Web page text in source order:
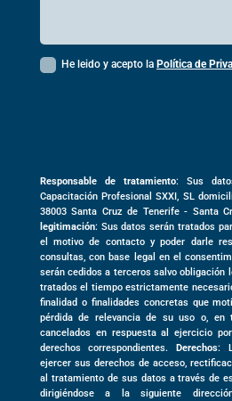
He leido y acepto laPolítica de
Responsable de tratamiento: Sus
Capacitación Profesional SXXI, SL
38003Santa Cruz de Tenerife - Santa
legitimación: Sus datos serán tratados
el motivo de contacto y poder darle
consultas, con base legal en el
serán cedidos a terceros salvo obligación
tratados el tiempo estrictamente
finalidad o finalidades concretas que
pérdida de relevancia de su uso o, en
cancelados en respuesta al ejercicio
derechos correspondientes. Derechos:
ejercer sus derechos de acceso,
al tratamiento de sus datos a través de
dirigiéndose a la siguiente